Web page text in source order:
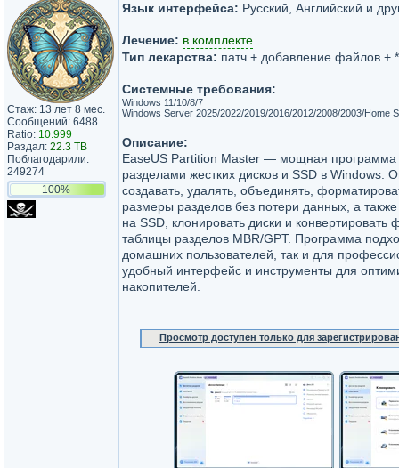
Стаж: 13 лет 8 мес.
Сообщений: 6488
Ratio: 10.999
Раздал: 22.3 TB
Поблагодарили:
249274
100%
Язык интерфейса: Русский, Английский и
Лечение: в комплекте
Тип лекарства: патч + добавление файлов +
Системные требования:
Windows 11/10/8/7
Windows Server 2025/2022/2019/2016/2012/2008/2003/Home
Описание:
EaseUS Partition Master — мощная программа
разделами жестких дисков и SSD в Windows.
создавать, удалять, объединять,
размеры разделов без потери данных, а
на SSD, клонировать диски и
таблицы разделов MBR/GPT. Программа
домашних пользователей, так и для
удобный интерфейс и инструменты для
накопителей.
Просмотр доступен только для